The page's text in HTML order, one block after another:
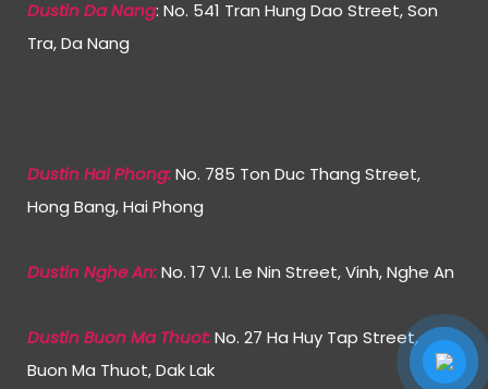
Dustin Da Nang: No. 541 Tran Hung Dao Street, Son
Tra, Da Nang
Dustin Hai Phong:No. 785 Ton Duc Thang Street,
Hong Bang, Hai Phong
Dustin Nghe An:No. 17 V.I. Le Nin Street, Vinh, Nghe An
Dustin Buon Ma Thuot:No. 27 Ha Huy Tap Street,
Buon Ma Thuot, Dak Lak